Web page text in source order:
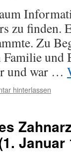
zu finden.
Zu
und
und war …
hinterlassen
Januar